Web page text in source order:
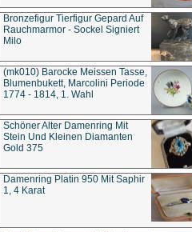
Bronzefigur Tierfigur Gepard Auf
Rauchmarmor - Sockel Signiert
Milo
(mk010) Barocke Meissen Tasse,
Blumenbukett, Marcolini Periode
1774 - 1814, 1. Wahl
Schöner Alter Damenring Mit
Stein Und Kleinen Diamanten
Gold 375
Damenring Platin 950 Mit Saphir
1, 4 Karat